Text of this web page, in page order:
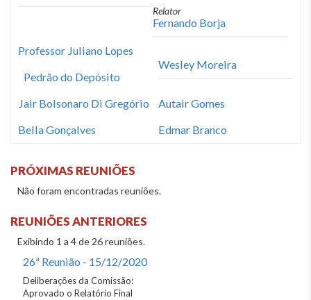
Relator
Fernando Borja
Wesley Moreira
Professor Juliano Lopes
Pedrão do Depósito
Jair Bolsonaro Di Gregório
Autair Gomes
Bella Gonçalves
Edmar Branco
PRÓXIMAS REUNIÕES
Não foram encontradas reuniões.
REUNIÕES ANTERIORES
Exibindo 1 a 4 de 26 reuniões.
26ª Reunião - 15/12/2020
Deliberações da Comissão:
Aprovado o Relatório Final